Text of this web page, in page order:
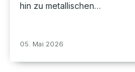
hin zu metallischen…
05. Mai 2026